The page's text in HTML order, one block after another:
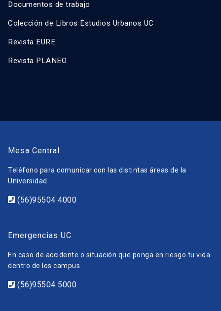
Documentos de trabajo
Colección de Libros Estudios Urbanos UC
Revista EURE
Revista PLANEO
Mesa Central
Teléfono para comunicar con las distintas áreas de la
Universidad.
(56)95504 4000
Emergencias UC
En caso de accidente o situación que ponga en riesgo tu vida
dentro de los campus.
(56)95504 5000